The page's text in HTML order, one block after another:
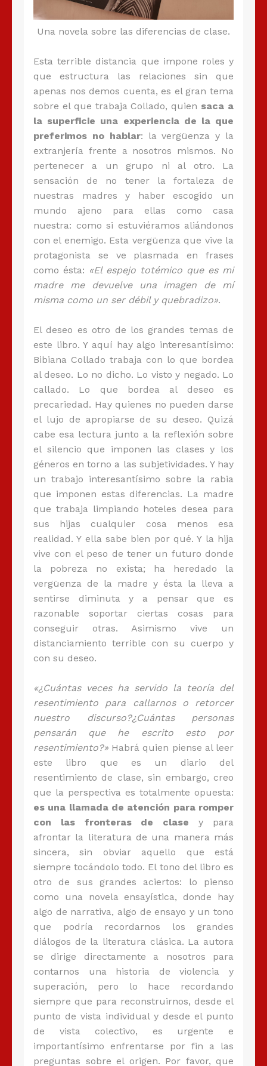
Una novela sobre las diferencias de clase.
Esta terrible distancia que impone roles y
que estructura las relaciones sin que
apenas nos demos cuenta, es el gran tema
sobre el que trabaja Collado, quien saca a
la superficie una experiencia de la que
preferimos no hablar: la vergüenza y la
extranjería frente a nosotros mismos. No
pertenecer a un grupo ni al otro. La
sensación de no tener la fortaleza de
nuestras madres y haber escogido un
mundo ajeno para ellas como casa
nuestra: como si estuviéramos aliándonos
con el enemigo. Esta vergüenza que vive la
protagonista se ve plasmada en frases
como ésta: «El espejo totémico que es mi
madre me devuelve una imagen de mí
misma como un ser débil y quebradizo».
El deseo es otro de los grandes temas de
este libro. Y aquí hay algo interesantísimo:
Bibiana Collado trabaja con lo que bordea
al deseo. Lo no dicho. Lo visto y negado. Lo
callado. Lo que bordea al deseo es
precariedad. Hay quienes no pueden darse
el lujo de apropiarse de su deseo. Quizá
cabe esa lectura junto a la reflexión sobre
el silencio que imponen las clases y los
géneros en torno a las subjetividades. Y hay
un trabajo interesantísimo sobre la rabia
que imponen estas diferencias. La madre
que trabaja limpiando hoteles desea para
sus hijas cualquier cosa menos esa
realidad. Y ella sabe bien por qué. Y la hija
vive con el peso de tener un futuro donde
la pobreza no exista; ha heredado la
vergüenza de la madre y ésta la lleva a
sentirse diminuta y a pensar que es
razonable soportar ciertas cosas para
conseguir otras. Asimismo vive un
distanciamiento terrible con su cuerpo y
con su deseo.
«¿Cuántas veces ha servido la teoría del
resentimiento para callarnos o retorcer
nuestro discurso?¿Cuántas personas
pensarán que he escrito esto por
resentimiento?» Habrá quien piense al leer
este libro que es un diario del
resentimiento de clase, sin embargo, creo
que la perspectiva es totalmente opuesta:
es una llamada de atención para romper
con las fronteras de clasey para
afrontar la literatura de una manera más
sincera, sin obviar aquello que está
siempre tocándolo todo. El tono del libro es
otro de sus grandes aciertos: lo pienso
como una novela ensayística, donde hay
algo de narrativa, algo de ensayo y un tono
que podría recordarnos los grandes
diálogos de la literatura clásica. La autora
se dirige directamente a nosotros para
contarnos una historia de violencia y
superación, pero lo hace recordando
siempre que para reconstruirnos, desde el
punto de vista individual y desde el punto
de vista colectivo, es urgente e
importantísimo enfrentarse por fin a las
preguntas sobre el origen. Por favor, que